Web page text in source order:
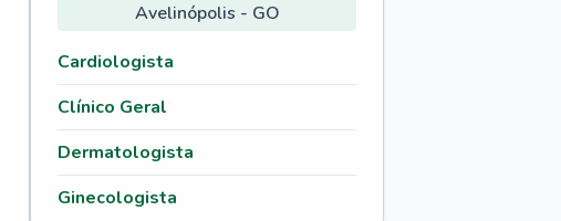
Avelinópolis - GO
Cardiologista
Clínico Geral
Dermatologista
Ginecologista